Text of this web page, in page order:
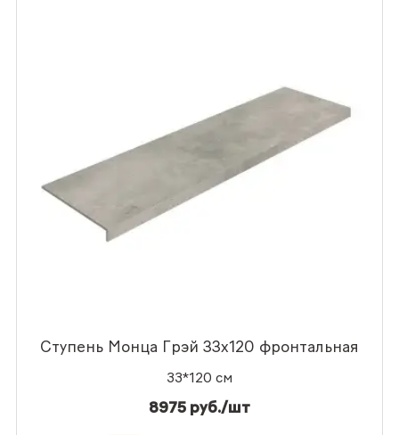
Ступень Монца Грэй 33x120 фронтальная
33*120 см
8975 руб./шт